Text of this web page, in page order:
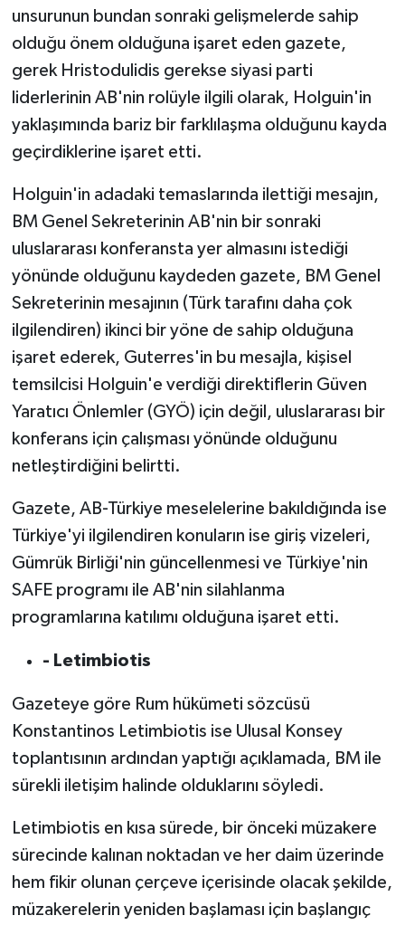
unsurunun bundan sonraki gelişmelerde sahip
olduğu önem olduğuna işaret eden gazete,
gerek Hristodulidis gerekse siyasi parti
liderlerinin AB'nin rolüyle ilgili olarak, Holguin'in
yaklaşımında bariz bir farklılaşma olduğunu kayda
geçirdiklerine işaret etti.
Holguin'in adadaki temaslarında ilettiği mesajın,
BM Genel Sekreterinin AB'nin bir sonraki
uluslararası konferansta yer almasını istediği
yönünde olduğunu kaydeden gazete, BM Genel
Sekreterinin mesajının (Türk tarafını daha çok
ilgilendiren) ikinci bir yöne de sahip olduğuna
işaret ederek, Guterres'in bu mesajla, kişisel
temsilcisi Holguin'e verdiği direktiflerin Güven
Yaratıcı Önlemler (GYÖ) için değil, uluslararası bir
konferans için çalışması yönünde olduğunu
netleştirdiğini belirtti.
Gazete, AB-Türkiye meselelerine bakıldığında ise
Türkiye'yi ilgilendiren konuların ise giriş vizeleri,
Gümrük Birliği'nin güncellenmesi ve Türkiye'nin
SAFE programı ile AB'nin silahlanma
programlarına katılımı olduğuna işaret etti.
- Letimbiotis
Gazeteye göre Rum hükümeti sözcüsü
Konstantinos Letimbiotis ise Ulusal Konsey
toplantısının ardından yaptığı açıklamada, BM ile
sürekli iletişim halinde olduklarını söyledi.
Letimbiotis en kısa sürede, bir önceki müzakere
sürecinde kalınan noktadan ve her daim üzerinde
hem fikir olunan çerçeve içerisinde olacak şekilde,
müzakerelerin yeniden başlaması için başlangıç